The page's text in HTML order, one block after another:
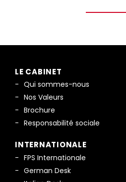
LE CABINET
Qui sommes-nous
Nos Valeurs
Brochure
Responsabilité sociale
INTERNATIONALE
FPS Internationale
German Desk